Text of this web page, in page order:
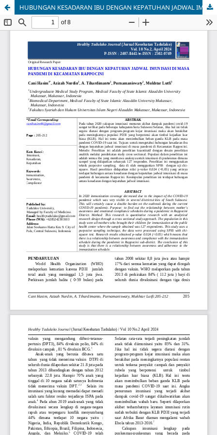
HUBUNGAN KESADARAN IBU DENGAN KEPATUHAN JADWAL IMUNISASI DI MASA PANDEMI DI KECAMATAN RAPPOCINI